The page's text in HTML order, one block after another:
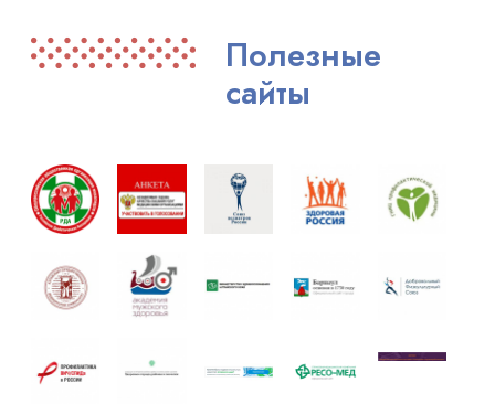
Полезные
сайты